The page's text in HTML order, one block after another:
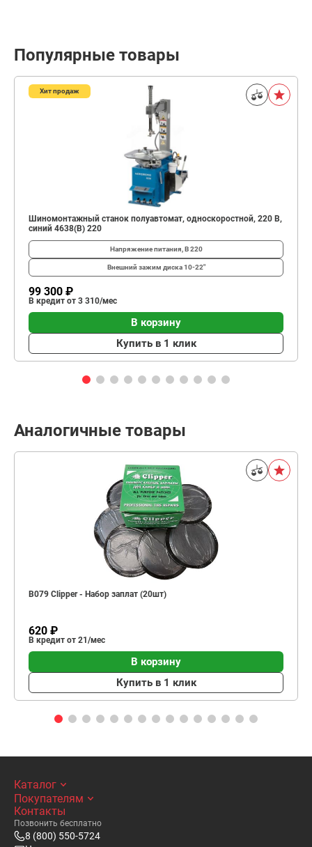
Популярные товары
Хит продаж
Шиномонтажный станок полуавтомат, односкоростной, 220 В,
синий 4638(B) 220
Напряжение питания, В220
Внешний зажим диска10-22"
99 300 ₽
В кредит от 3 310/мес
В корзину
Купить в 1 клик
Аналогичные товары
B079 Clipper - Набор заплат (20шт)
620 ₽
В кредит от 21/мес
В корзину
Купить в 1 клик
Каталог
Покупателям
Контакты
Позвонить бесплатно
8 (800) 550-5724